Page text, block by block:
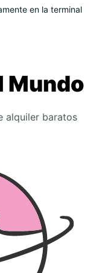
en la terminal
Mundo
alquiler baratos